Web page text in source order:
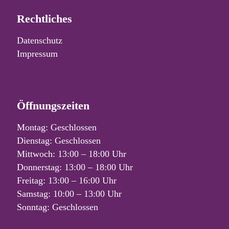
Rechtliches
Datenschutz
Impressum
Öffnungszeiten
Montag: Geschlossen
Dienstag: Geschlossen
Mittwoch: 13:00 – 18:00 Uhr
Donnerstag: 13:00 – 18:00 Uhr
Freitag: 13:00 – 16:00 Uhr
Samstag: 10:00 – 13:00 Uhr
Sonntag: Geschlossen